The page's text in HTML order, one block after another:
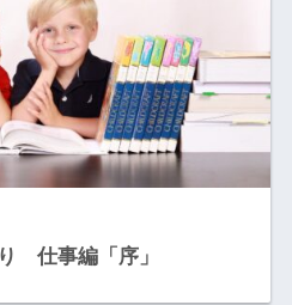
仕事編「序」